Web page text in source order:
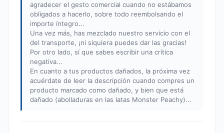
agradecer el gesto comercial cuando no estábamos
obligados a hacerlo, sobre todo reembolsando el
importe íntegro...
Una vez más, has mezclado nuestro servicio con el
del transporte, ¡ni siquiera puedes dar las gracias!
Por otro lado, sí que sabes escribir una crítica
negativa...
En cuanto a tus productos dañados, la próxima vez
acuérdate de leer la descripción cuando compres un
producto marcado como dañado, y bien que está
dañado (abolladuras en las latas Monster Peachy)...